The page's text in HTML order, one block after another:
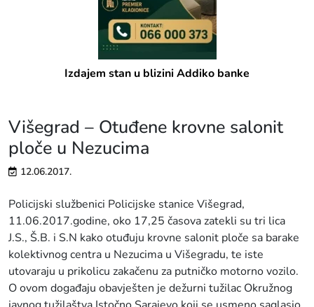
Izdajem stan u blizini Addiko banke
Višegrad – Otuđene krovne salonit
ploče u Nezucima
12.06.2017.
Policijski službenici Policijske stanice Višegrad,
11.06.2017.godine, oko 17,25 časova zatekli su tri lica
J.S., Š.B. i S.N kako otuđuju krovne salonit ploče sa barake
kolektivnog centra u Nezucima u Višegradu, te iste
utovaraju u prikolicu zakačenu za putničko motorno vozilo.
O ovom događaju obavješten je dežurni tužilac Okružnog